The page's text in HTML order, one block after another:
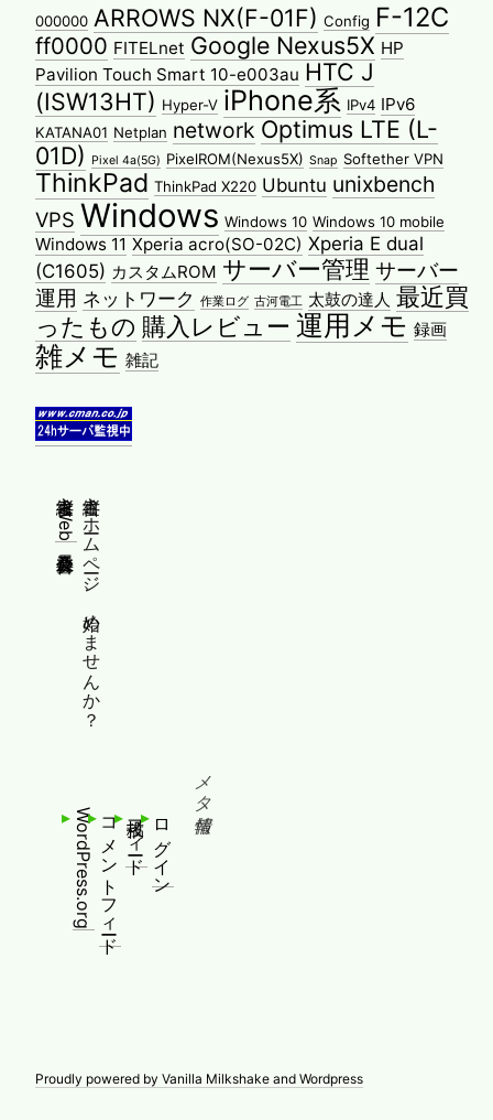
000000 ARROWS NX(F-01F) Config F-12C
ff0000 FITELnet Google Nexus5X HP
Pavilion Touch Smart 10-e003au HTC J
(ISW13HT) Hyper-V iPhone系 IPv4 IPv6
KATANA01 Netplan network Optimus LTE (L-
01D)
Pixel 4a(5G) PixelROM(Nexus5X) Snap Softether VPN
ThinkPad ThinkPad X220 Ubuntu unixbench
VPS Windows Windows 10 Windows 10 mobile
Windows 11 Xperia acro(SO-02C) Xperia E dual
(C1605) カスタムROM サーバー管理 サーバー
運用 ネットワーク 作業ログ 古河電工 太鼓の達人 最近買
ったもの 購入レビュー 運用メモ 録画
雑メモ 雑記
縦書きホームページ、始めませんか？
縦書きWeb普及委員会
メタ情報
ログイン
投稿フィード
コメントフィード
WordPress.org
Proudly powered by Vanilla Milkshake and Wordpress